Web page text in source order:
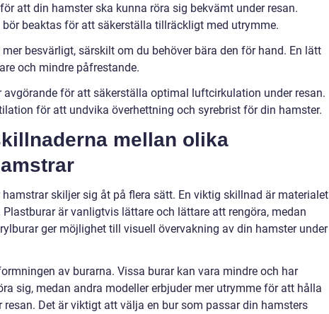
att din hamster ska kunna röra sig bekvämt under resan.
beaktas för att säkerställa tillräckligt med utrymme.
besvärligt, särskilt om du behöver bära den för hand. En lätt
och mindre påfrestande.
för att säkerställa optimal luftcirkulation under resan.
för att undvika överhettning och syrebrist för din hamster.
mellan olika
skiljer sig åt på flera sätt. En viktig skillnad är materialet
är vanligtvis lättare och lättare att rengöra, medan
ger möjlighet till visuell övervakning av din hamster under
av burarna. Vissa burar kan vara mindre och har
sig, medan andra modeller erbjuder mer utrymme för att hålla
Det är viktigt att välja en bur som passar din hamsters